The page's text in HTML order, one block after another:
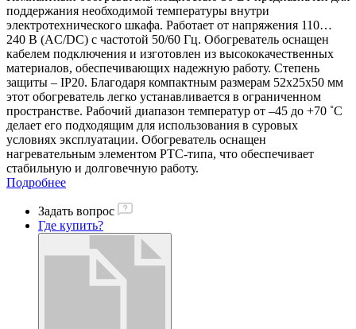
поддержания необходимой температуры внутри
электротехнического шкафа. Работает от напряжения 110…
240 В (AC/DC) с частотой 50/60 Гц. Обогреватель оснащен
кабелем подключения и изготовлен из высококачественных
материалов, обеспечивающих надежную работу. Степень
защиты – IP20. Благодаря компактным размерам 52x25x50 мм
этот обогреватель легко устанавливается в ограниченном
пространстве. Рабочий диапазон температур от –45 до +70 ˚C
делает его подходящим для использования в суровых
условиях эксплуатации. Обогреватель оснащен
нагревательным элементом РТС-типа, что обеспечивает
стабильную и долговечную работу.
Подробнее
Задать вопрос
Где купить?